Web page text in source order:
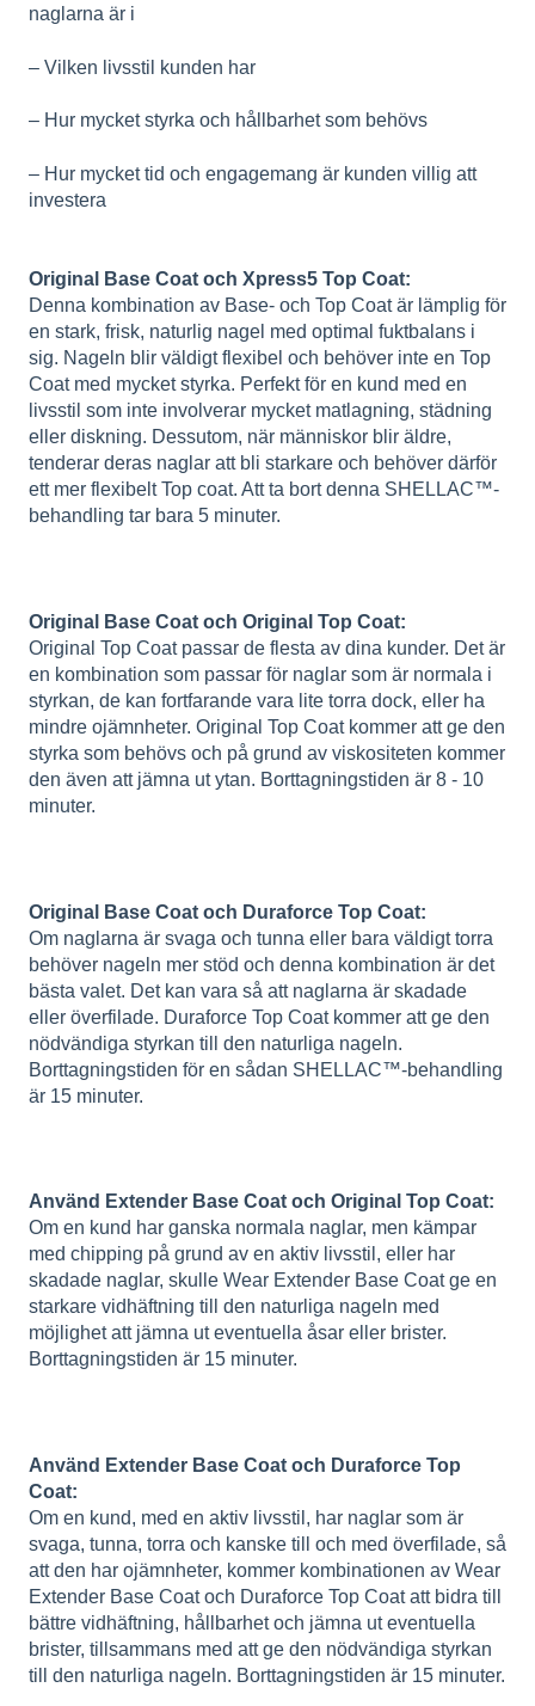
naglarna är i
– Vilken livsstil kunden har
– Hur mycket styrka och hållbarhet som behövs
– Hur mycket tid och engagemang är kunden villig att
investera
Original Base Coat och Xpress5 Top Coat:
Denna kombination av Base- och Top Coat är lämplig för
en stark, frisk, naturlig nagel med optimal fuktbalans i
sig. Nageln blir väldigt flexibel och behöver inte en Top
Coat med mycket styrka. Perfekt för en kund med en
livsstil som inte involverar mycket matlagning, städning
eller diskning. Dessutom, när människor blir äldre,
tenderar deras naglar att bli starkare och behöver därför
ett mer flexibelt Top coat. Att ta bort denna SHELLAC™-
behandling tar bara 5 minuter.
Original Base Coat och Original Top Coat:
Original Top Coat passar de flesta av dina kunder. Det är
en kombination som passar för naglar som är normala i
styrkan, de kan fortfarande vara lite torra dock, eller ha
mindre ojämnheter. Original Top Coat kommer att ge den
styrka som behövs och på grund av viskositeten kommer
den även att jämna ut ytan. Borttagningstiden är 8 - 10
minuter.
Original Base Coat och Duraforce Top Coat:
Om naglarna är svaga och tunna eller bara väldigt torra
behöver nageln mer stöd och denna kombination är det
bästa valet. Det kan vara så att naglarna är skadade
eller överfilade. Duraforce Top Coat kommer att ge den
nödvändiga styrkan till den naturliga nageln.
Borttagningstiden för en sådan SHELLAC™-behandling
är 15 minuter.
Använd Extender Base Coat och Original Top Coat:
Om en kund har ganska normala naglar, men kämpar
med chipping på grund av en aktiv livsstil, eller har
skadade naglar, skulle Wear Extender Base Coat ge en
starkare vidhäftning till den naturliga nageln med
möjlighet att jämna ut eventuella åsar eller brister.
Borttagningstiden är 15 minuter.
Använd Extender Base Coat och Duraforce Top
Coat:
Om en kund, med en aktiv livsstil, har naglar som är
svaga, tunna, torra och kanske till och med överfilade, så
att den har ojämnheter, kommer kombinationen av Wear
Extender Base Coat och Duraforce Top Coat att bidra till
bättre vidhäftning, hållbarhet och jämna ut eventuella
brister, tillsammans med att ge den nödvändiga styrkan
till den naturliga nageln. Borttagningstiden är 15 minuter.